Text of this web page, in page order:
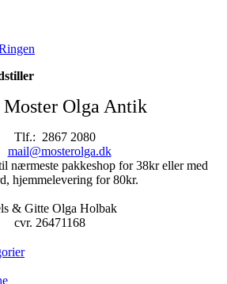
Moster Olga Antik
Tlf.: 2867 2080
mail@mosterolga.dk
nærmeste pakkeshop for 38kr eller med
hjemmelevering for 80kr.
& Gitte Olga Holbak
cvr. 26471168